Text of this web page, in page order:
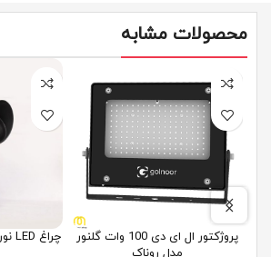
محصولات مشابه
پروژکتور ال ای دی 100 وات گلنور
مدل روناک